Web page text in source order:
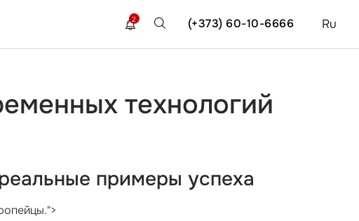
Ru
(+373) 60-10-6666
2
технологий
примеры успеха